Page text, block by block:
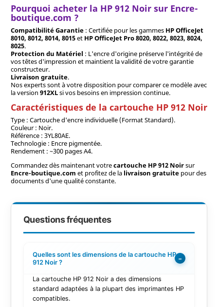
Pourquoi acheter la HP 912 Noir sur Encre-
boutique.com ?
Compatibilité Garantie: Certifiée pour les gammes HP OfficeJet
8010, 8012, 8014, 8015et HP OfficeJet Pro 8020, 8022, 8023, 8024,
8025.
Protection du Matériel : L'encre d'origine préserve l'intégrité de
vos têtes d'impression et maintient la validité de votre garantie
constructeur.
Livraison gratuite.
Nos experts sont à votre disposition pour comparer ce modèle avec
la version 912XLsi vos besoins en impression continue.
Caractéristiques de la cartouche HP 912 Noir
Type : Cartouche d'encre individuelle (Format Standard).
Couleur : Noir.
Référence : 3YL80AE.
Technologie : Encre pigmentée.
Rendement : ~300 pages A4.
Commandez dès maintenant votrecartouche HP 912 Noirsur
Encre-boutique.com et profitez de la livraison gratuitepour des
documents d'une qualité constante.
Questions fréquentes
Quelles sont les dimensions de la cartouche HP
912 Noir ?
−
La cartouche HP 912 Noir a des dimensions
standard adaptées à la plupart des imprimantes HP
compatibles.